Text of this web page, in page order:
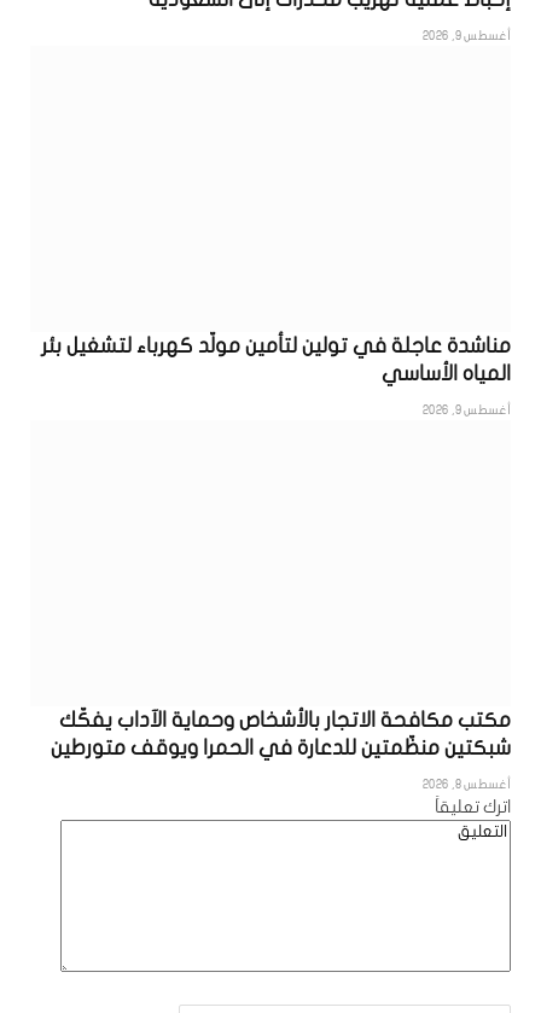
أغسطس 9, 2026
مناشدة عاجلة في تولين لتأمين مولّد كهرباء لتشغيل بئر
المياه الأساسي
أغسطس 9, 2026
مكتب مكافحة الاتجار بالأشخاص وحماية الآداب يفكّك
شبكتين منظّمتين للدعارة في الحمرا ويوقف متورطين
أغسطس 8, 2026
اترك تعليقاً